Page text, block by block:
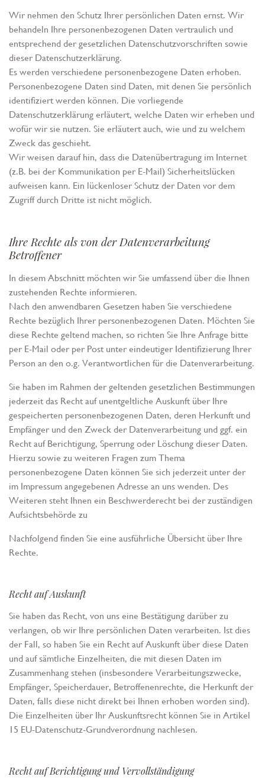
Wir nehmen den Schutz Ihrer persönlichen Daten ernst. Wir
behandeln Ihre personenbezogenen Daten vertraulich und
entsprechend der gesetzlichen Datenschutzvorschriften sowie
dieser Datenschutzerklärung.
Es werden verschiedene personenbezogene Daten erhoben.
Personenbezogene Daten sind Daten, mit denen Sie persönlich
identifiziert werden können. Die vorliegende
Datenschutzerklärung erläutert, welche Daten wir erheben und
wofür wir sie nutzen. Sie erläutert auch, wie und zu welchem
Zweck das geschieht.
Wir weisen darauf hin, dass die Datenübertragung im Internet
(z.B. bei der Kommunikation per E-Mail) Sicherheitslücken
aufweisen kann. Ein lückenloser Schutz der Daten vor dem
Zugriff durch Dritte ist nicht möglich.
Ihre Rechte als von der Datenverarbeitung
Betroffener
In diesem Abschnitt möchten wir Sie umfassend über die Ihnen
zustehenden Rechte informieren.
Nach den anwendbaren Gesetzen haben Sie verschiedene
Rechte bezüglich Ihrer personenbezogenen Daten. Möchten Sie
diese Rechte geltend machen, so richten Sie Ihre Anfrage bitte
per E-Mail oder per Post unter eindeutiger Identifizierung Ihrer
Person an den o.g. Verantwortlichen für die Datenverarbeitung.
Sie haben im Rahmen der geltenden gesetzlichen Bestimmungen
jederzeit das Recht auf unentgeltliche Auskunft über Ihre
gespeicherten personenbezogenen Daten, deren Herkunft und
Empfänger und den Zweck der Datenverarbeitung und ggf. ein
Recht auf Berichtigung, Sperrung oder Löschung dieser Daten.
Hierzu sowie zu weiteren Fragen zum Thema
personenbezogene Daten können Sie sich jederzeit unter der
im Impressum angegebenen Adresse an uns wenden. Des
Weiteren steht Ihnen ein Beschwerderecht bei der zuständigen
Aufsichtsbehörde zu
Nachfolgend finden Sie eine ausführliche Übersicht über Ihre
Rechte.
Recht auf Auskunft
Sie haben das Recht, von uns eine Bestätigung darüber zu
verlangen, ob wir Ihre persönlichen Daten verarbeiten. Ist dies
der Fall, so haben Sie ein Recht auf Auskunft über diese Daten
und auf sämtliche Einzelheiten, die mit diesen Daten im
Zusammenhang stehen (insbesondere Verarbeitungszwecke,
Empfänger, Speicherdauer, Betroffenenrechte, die Herkunft der
Daten, falls diese nicht direkt bei Ihnen erhoben worden sind).
Die Einzelheiten über Ihr Auskunftsrecht können Sie in Artikel
15 EU-Datenschutz-Grundverordnung nachlesen.
Recht auf Berichtigung und Vervollständigung